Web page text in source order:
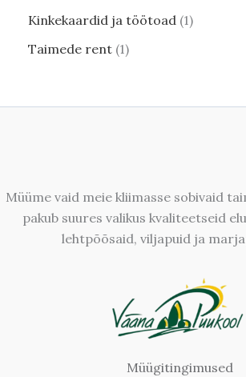
Kinkekaardid ja töötoad 1
Taimede rent 1
Müüme vaid meie kliimasse sobivaid
pakub suures valikus kvaliteetseid
lehtpõõsaid, viljapuid ja
Müügitingimused